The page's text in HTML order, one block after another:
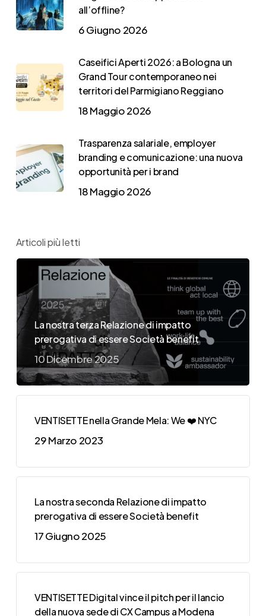
all’offline?
6 Giugno 2026
Caseifici Aperti 2026: a Bologna un
Grand Tour contemporaneo nei
territori del Parmigiano Reggiano
18 Maggio 2026
Trasparenza salariale, employer
branding e comunicazione: una nuova
opportunità per i brand
18 Maggio 2026
Articoli più letti
La nostra terza Relazione di impatto
prerogativa di essere Società benefit
10 Dicembre 2025
VENTISETTE nella Grande Mela: We ❤️ NYC
29 Marzo 2023
La nostra seconda Relazione di impatto
prerogativa di essere Società benefit
17 Giugno 2025
VENTISETTE Digital vince il pitch per il lancio
della nuova sede di CX Campus a Modena